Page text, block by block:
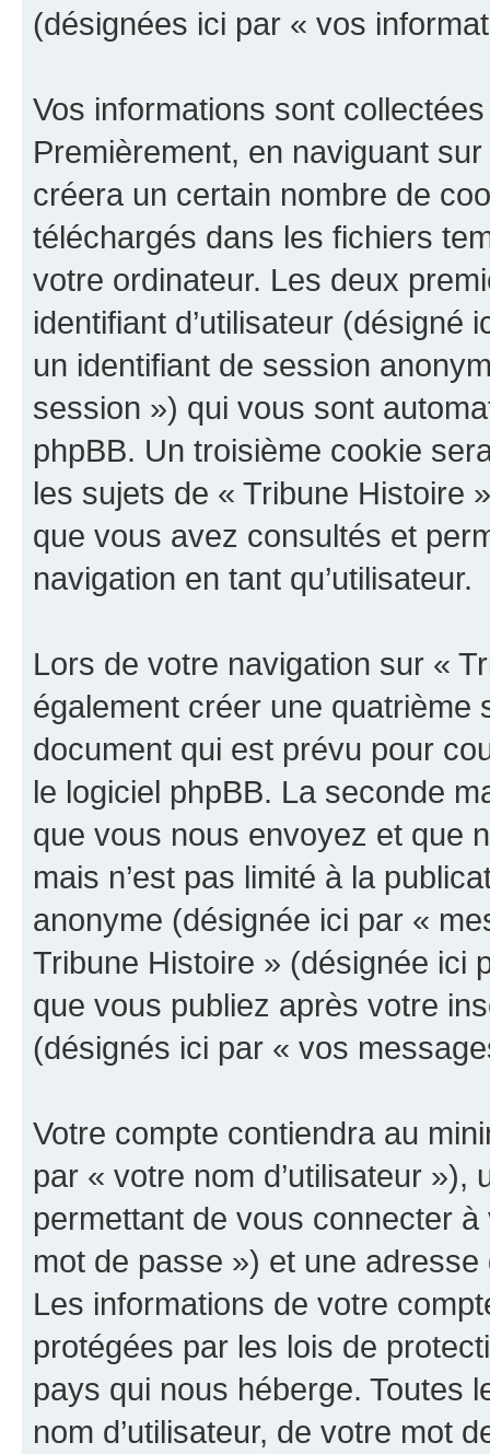
(désignées ici par « vos
Vos informations sont
Premièrement, en naviguant
créera un certain nombre de
téléchargés dans les fichiers
votre ordinateur. Les deux
identifiant d’utilisateur (désigné
un identifiant de session
session ») qui vous sont
phpBB. Un troisième cookie
les sujets de « Tribune Histoire
que vous avez consultés et
navigation en tant qu’utilisateur.
Lors de votre navigation sur «
également créer une
document qui est prévu pour
le logiciel phpBB. La seconde
que vous nous envoyez et que
mais n’est pas limité à la
anonyme (désignée ici par «
Tribune Histoire » (désignée ici
que vous publiez après votre
(désignés ici par « vos
Votre compte contiendra au
par « votre nom d’utilisateur
permettant de vous connecter
mot de passe ») et une
Les informations de votre
protégées par les lois de
pays qui nous héberge. Toutes
nom d’utilisateur, de votre mot